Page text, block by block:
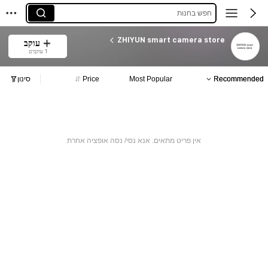
חפש בחנות
ZHIYUN smart camera store עוקב
1 עוקבים
Recommended
Most Popular
Price סינון
אין פריט מתאים. אנא נסי/ נסה אופציה אחרת